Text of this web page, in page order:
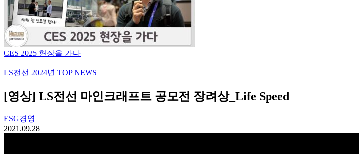
CES 2025 현장을 가다
LS전선 2024년 TOP NEWS
[영상] LS전선 마인크래프트 공모전 장려상_Life Speed
ESG경영
2021.09.28